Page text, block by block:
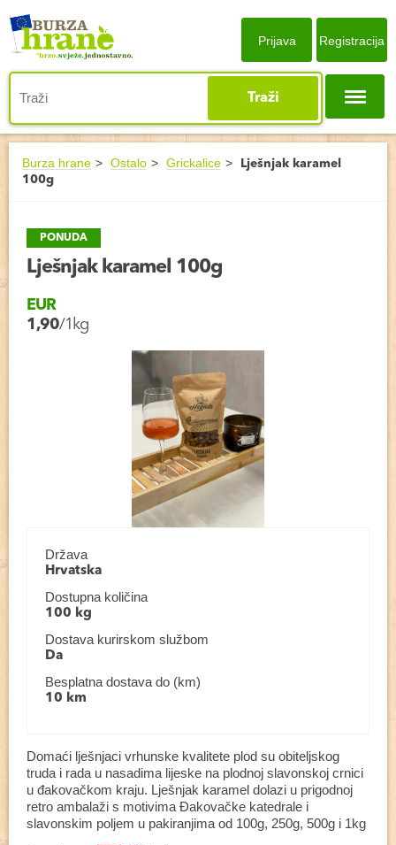
Traži
Prijava Registracija
Burza hrane Ostalo Grickalice
Lješnjak karamel
100g
PONUDA
Lješnjak karamel 100g
EUR
1,90/1kg
Država
Hrvatska
Dostupna količina
100 kg
Dostava kurirskom službom
Da
Besplatna dostava do (km)
10 km
Domaći lješnjaci vrhunske kvalitete plod su obiteljskog
truda i rada u nasadima lijeske na plodnoj slavonskoj crnici
u đakovačkom kraju. Lješnjak karamel dolazi u prigodnoj
retro ambalaži s motivima Đakovačke katedrale i
slavonskim poljem u pakiranjima od 100g, 250g, 500g i 1kg